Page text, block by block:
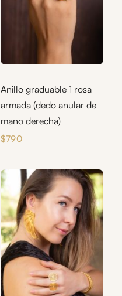
Anillo graduable 1 rosa
armada (dedo anular de
mano derecha)
$790